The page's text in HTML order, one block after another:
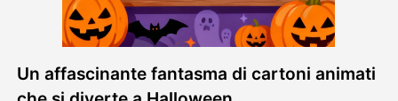
Vedi tutti i modelli
Galleria
Un affascinante fantasma di cartoni animati